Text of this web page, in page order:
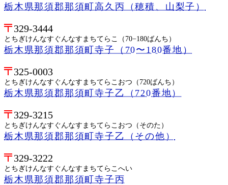
栃木県那須郡那須町高久丙（穂積、山梨子）
329-3444
とちぎけんなすぐんなすまちてらこ（70−180ばんち）
栃木県那須郡那須町寺子（70〜180番地）
325-0003
とちぎけんなすぐんなすまちてらこおつ（720ばんち）
栃木県那須郡那須町寺子乙（720番地）
329-3215
とちぎけんなすぐんなすまちてらこおつ（そのた）
栃木県那須郡那須町寺子乙（その他）
329-3222
とちぎけんなすぐんなすまちてらこへい
栃木県那須郡那須町寺子丙